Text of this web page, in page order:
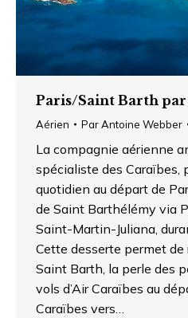
Paris/Saint Barth par
Aérien ParAntoine Webber
La compagnie aérienne
spécialiste des Caraïbes,
quotidien au départ de
de Saint Barthélémy via
Saint-Martin-Juliana,
Cette desserte permet
Saint Barth, la perle des
vols d’Air Caraïbes au
Caraïbes vers…